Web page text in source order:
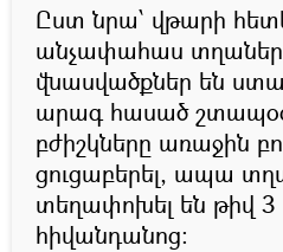
Ըստ նրա՝ վթարի
անչափահաս
վնասվածքներ են
արագ հասած
բժիշկները առաջին
ցուցաբերել, ապա
տեղափոխել են թիվ
հիվանդանոց: